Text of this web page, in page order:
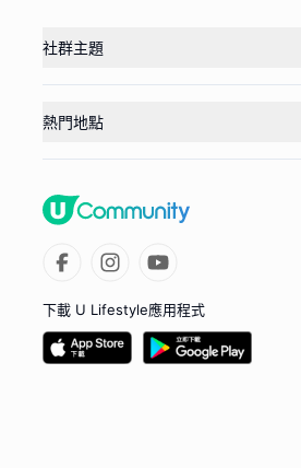
社群主題
熱門地點
下載 U Lifestyle應用程式